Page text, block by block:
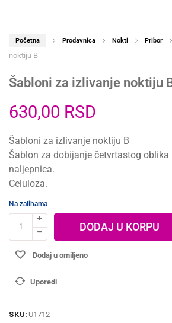
Početna Prodavnica Nokti Pribor
noktiju B
Šabloni za izlivanje noktiju
630,00 RSD
Šabloni za izlivanje noktiju B
Šablon za dobijanje četvrtastog oblika
naljepnica.
Celuloza.
Na zalihama
DODAJ U KORPU
Dodaj u omiljeno
Uporedi
SKU: U1712